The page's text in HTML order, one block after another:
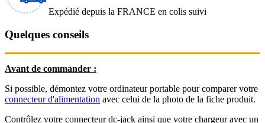
Expédié depuis la FRANCE en colis suivi
Quelques conseils
Avant de commander :
Si possible, démontez votre ordinateur portable pour comparer votre
connecteur d'alimentation avec celui de la photo de la fiche produit.
Contrôlez votre connecteur dc-jack ainsi que votre chargeur avec un